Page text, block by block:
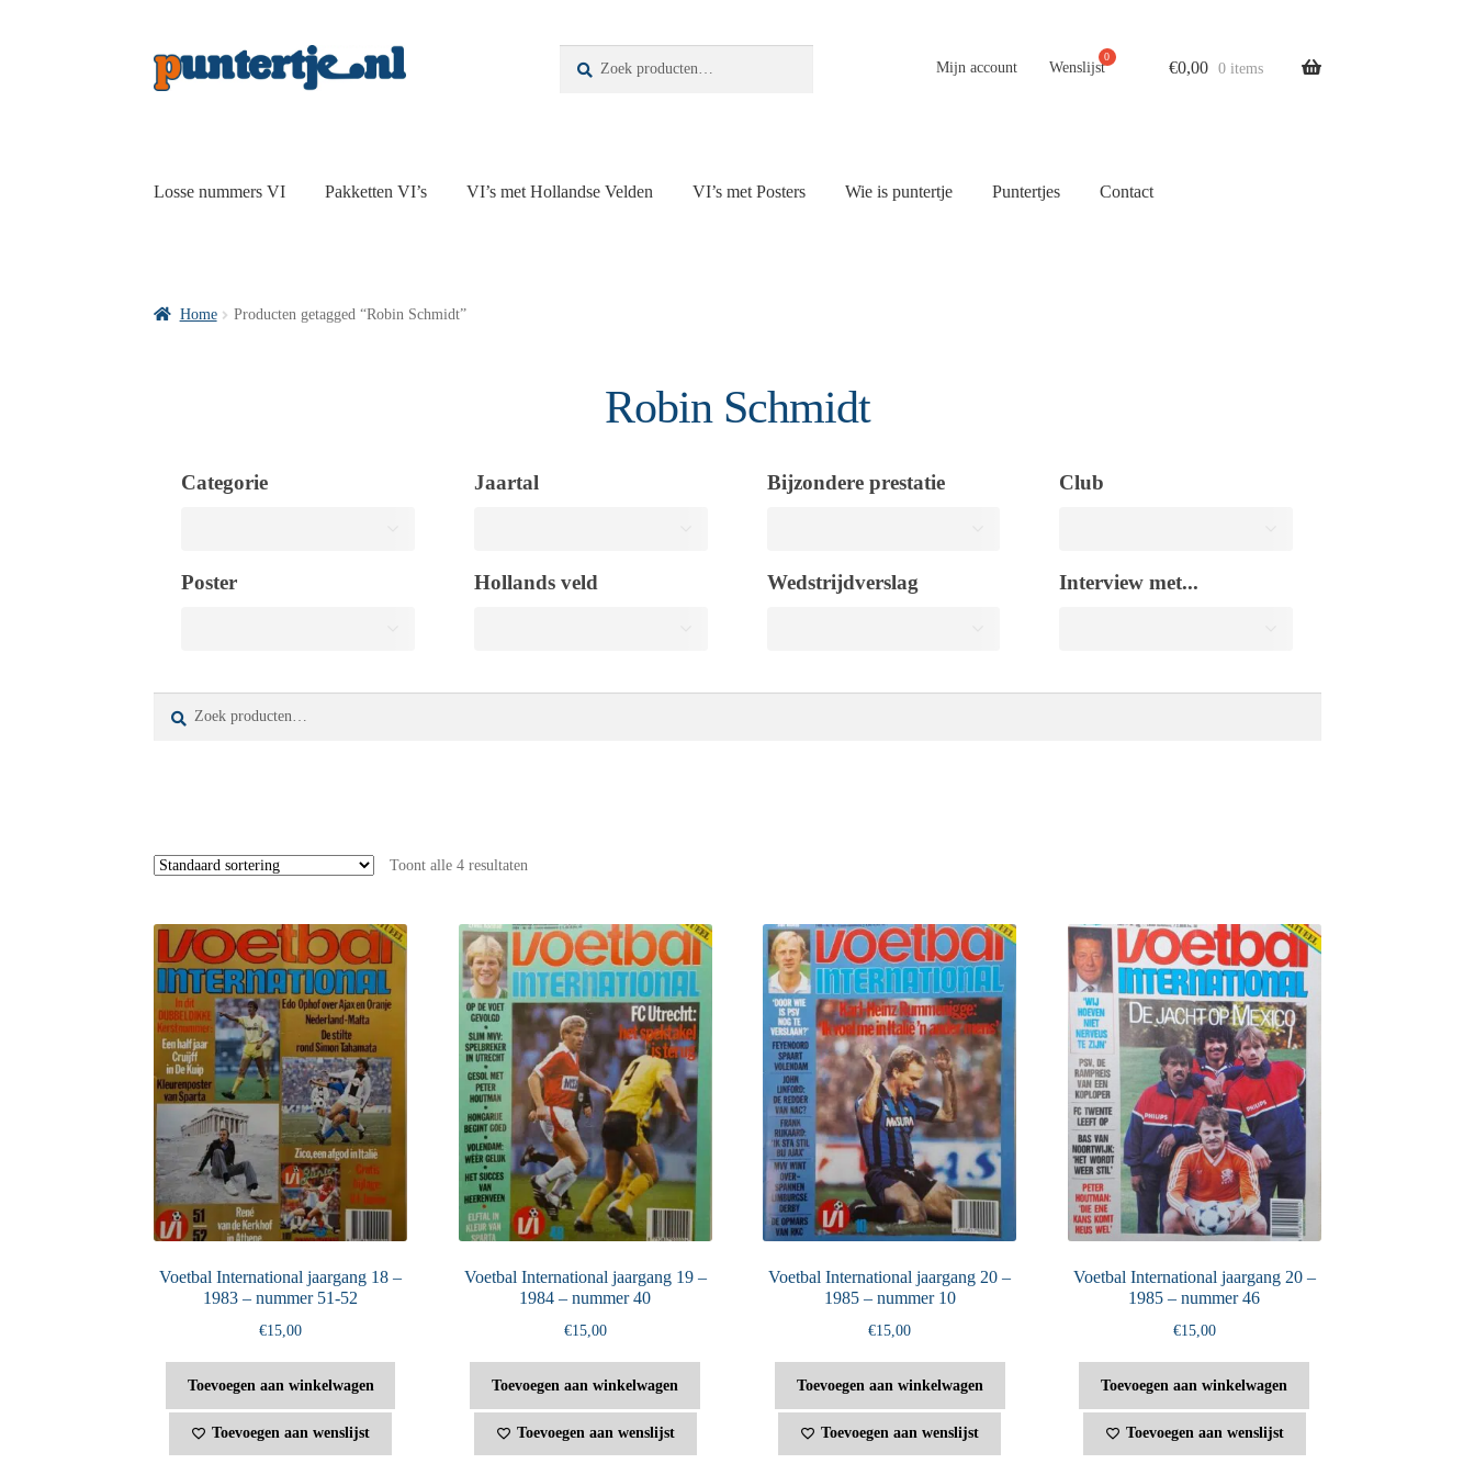
Zoeken
Mijn account Wenslijst €0,00 0 items
Losse nummers VI Pakketten VI’s VI’s met Hollandse Velden VI’s met Posters Wie is puntertje Puntertjes Contact
Home Producten getagged “Robin Schmidt”
Robin Schmidt
Categorie Jaartal Bijzondere prestatie Club
Poster Hollands veld Wedstrijdverslag Interview met...
Toont alle 4 resultaten
Voetbal International jaargang 18 –
1983 – nummer 51-52
€15,00
Toevoegen aan winkelwagen
Toevoegen aan wenslijst
Voetbal International jaargang 19 –
1984 – nummer 40
€15,00
Toevoegen aan winkelwagen
Toevoegen aan wenslijst
Voetbal International jaargang 20 –
1985 – nummer 10
€15,00
Toevoegen aan winkelwagen
Toevoegen aan wenslijst
Voetbal International jaargang 20 –
1985 – nummer 46
€15,00
Toevoegen aan winkelwagen
Toevoegen aan wenslijst